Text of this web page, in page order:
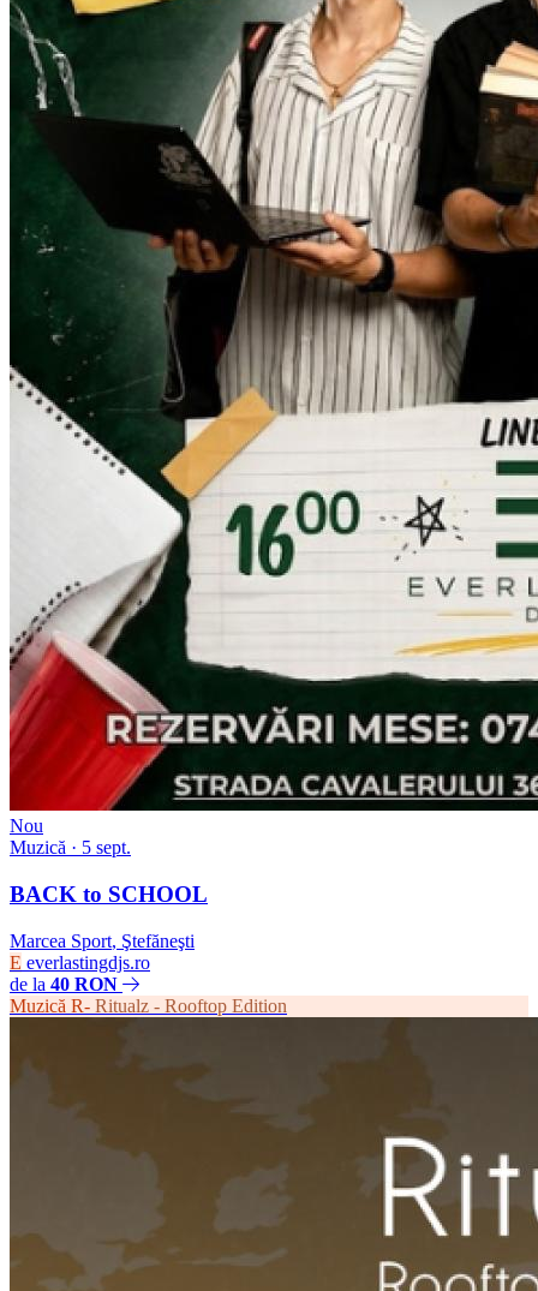
Nou
Muzică · 5 sept.
BACK to SCHOOL
Marcea Sport, Ştefăneşti
E everlastingdjs.ro
de la 40 RON
Muzică R- Ritualz - Rooftop Edition